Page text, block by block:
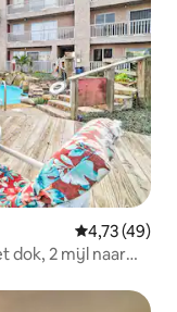
Gemiddelde
4,73 (49)
dok, 2 mijl naar